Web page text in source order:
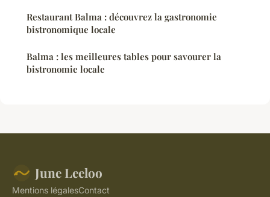
Restaurant Balma : découvrez la gastronomie
bistronomique locale
Balma : les meilleures tables pour savourer la
bistronomie locale
June Leeloo
Mentions légalesContact